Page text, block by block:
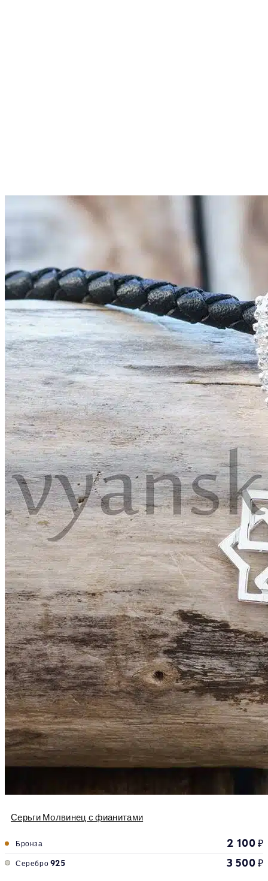
Серьги Молвинец с фианитами
Бронза 2 100₽
Серебро 925 3 500₽